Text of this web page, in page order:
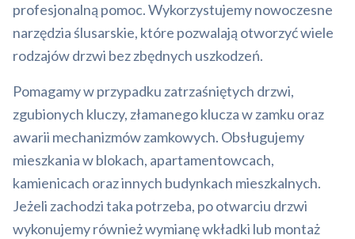
profesjonalną pomoc. Wykorzystujemy nowoczesne
narzędzia ślusarskie, które pozwalają otworzyć wiele
rodzajów drzwi bez zbędnych uszkodzeń.
Pomagamy w przypadku zatrzaśniętych drzwi,
zgubionych kluczy, złamanego klucza w zamku oraz
awarii mechanizmów zamkowych. Obsługujemy
mieszkania w blokach, apartamentowcach,
kamienicach oraz innych budynkach mieszkalnych.
Jeżeli zachodzi taka potrzeba, po otwarciu drzwi
wykonujemy również wymianę wkładki lub montaż